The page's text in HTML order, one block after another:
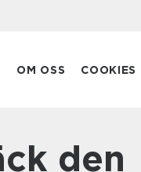
OM OSS COOKIES